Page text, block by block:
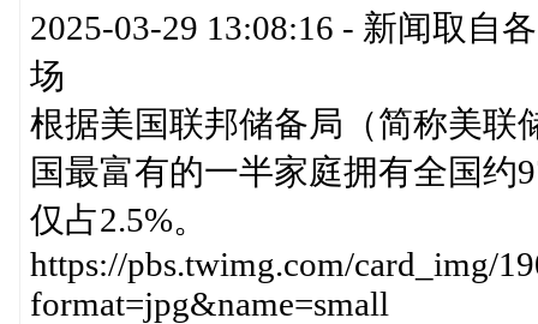
2025-03-29 13:08:16 - 新闻取自
场
根据美国联邦储备局（简称美联
国最富有的一半家庭拥有全国约
仅占2.5%。
https://pbs.twimg.com/card_img/
format=jpg&name=small